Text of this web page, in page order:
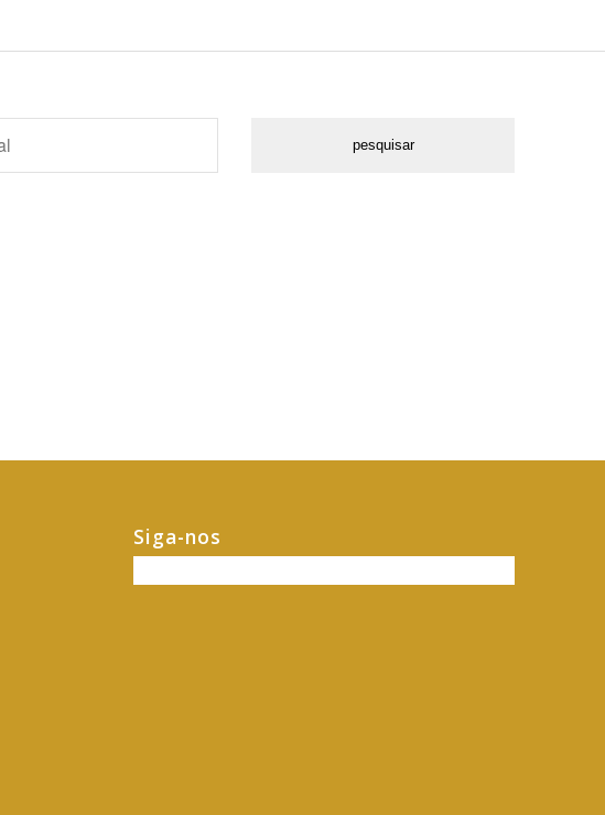
Siga-nos